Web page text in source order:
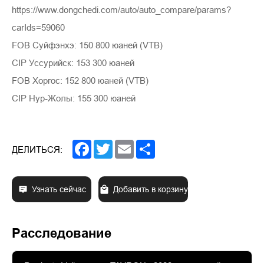
https://www.dongchedi.com/auto/auto_compare/params?
carIds=59060
FOB Суйфэнхэ: 150 800 юаней (VTB)
CIP Уссурийск: 153 300 юаней
FOB Хоргос: 152 800 юаней (VTB)
CIP Нур-Жолы: 155 300 юаней
ДЕЛИТЬСЯ: Facebook
TwitterEmail
Узнать сейчас Добавить в корзину
Расследование